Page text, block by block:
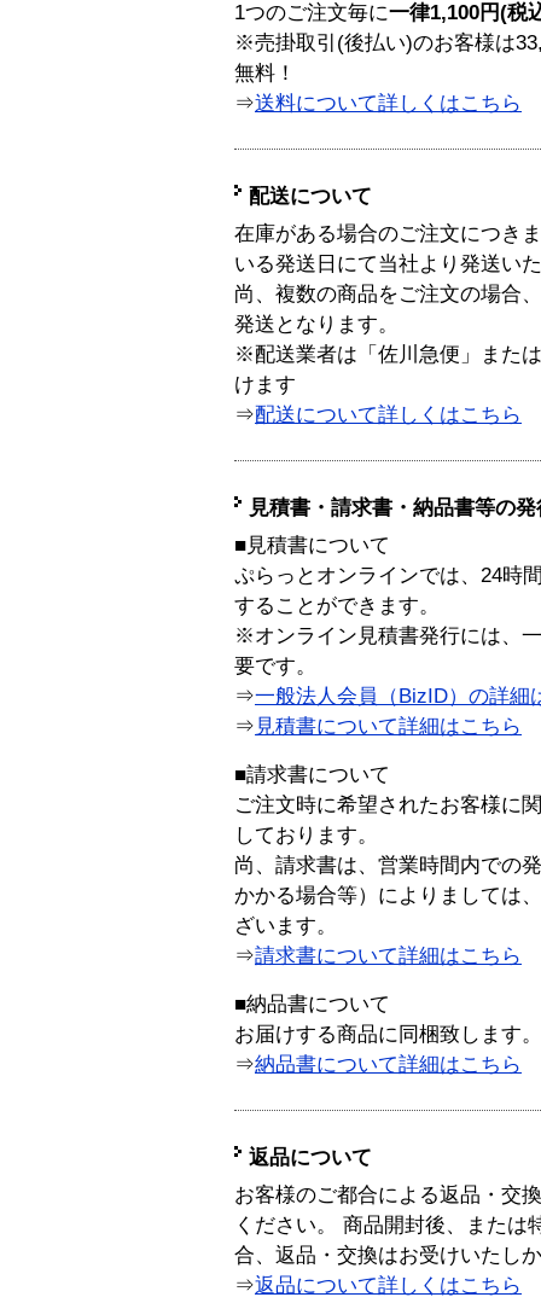
1つのご注文毎に一律1,100円(税
※売掛取引(後払い)のお客様は
無料！
⇒送料について詳しくはこちら
配送について
在庫がある場合のご注文につき
いる発送日にて当社より発送い
尚、複数の商品をご注文の場合
発送となります。
※配送業者は「佐川急便」また
けます
⇒配送について詳しくはこちら
見積書・請求書・納品書等の
■見積書について
ぷらっとオンラインでは、24時
することができます。
※オンライン見積書発行には、
要です。
⇒一般法人会員（BizID）の詳細
⇒ 見積書について詳細はこちら
■請求書について
ご注文時に希望されたお客様に
しております。
尚、請求書は、営業時間内での
かかる場合等）によりましては
ざいます。
⇒請求書について詳細はこちら
■納品書について
お届けする商品に同梱致します。
⇒納品書について詳細はこちら
返品について
お客様のご都合による返品・交
ください。 商品開封後、または
合、返品・交換はお受けいたし
⇒返品について詳しくはこちら